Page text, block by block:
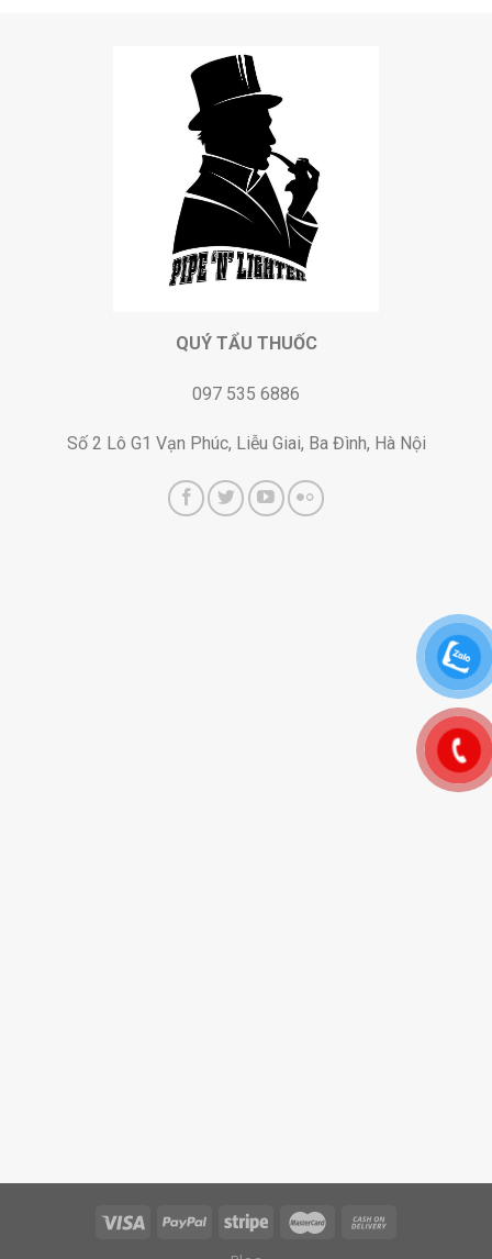
QUÝ TẨU THUỐC
097 535 6886
Số 2 Lô G1 Vạn Phúc, Liễu Giai, Ba Đình, Hà Nội